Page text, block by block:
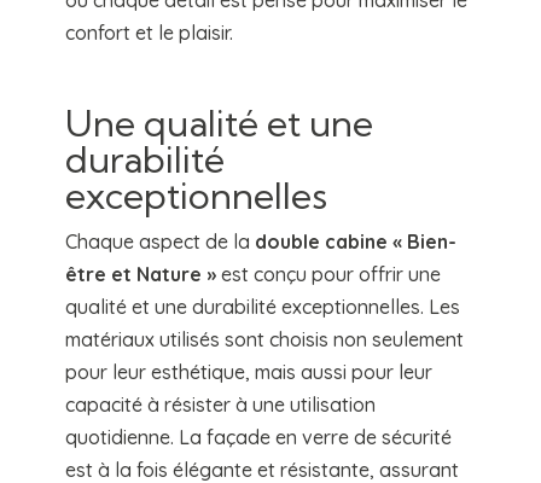
confort et le plaisir.
Une qualité et une
durabilité
exceptionnelles
Chaque aspect de la double cabine « Bien-
être et Nature »est conçu pour offrir une
qualité et une durabilité exceptionnelles. Les
matériaux utilisés sont choisis non seulement
pour leur esthétique, mais aussi pour leur
capacité à résister à une utilisation
quotidienne. La façade en verre de sécurité
est à la fois élégante et résistante, assurant